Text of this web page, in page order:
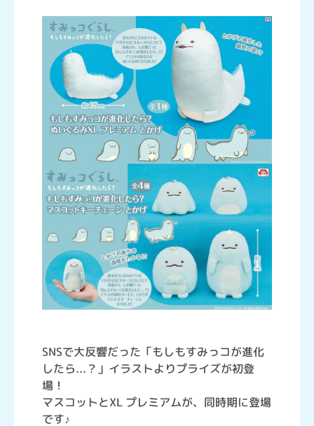
SNSで大反響だった「もしもすみっコが進化
したら...？」イラストよりプライズが初登
場！
マスコットとXL プレミアムが、同時期に登場
です♪